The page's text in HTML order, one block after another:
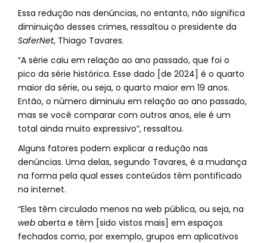
Essa redução nas denúncias, no entanto, não significa
diminuição desses crimes, ressaltou o presidente da
SaferNet, Thiago Tavares.
“A série caiu em relação ao ano passado, que foi o
pico da série histórica. Esse dado [de 2024] é o quarto
maior da série, ou seja, o quarto maior em 19 anos.
Então, o número diminuiu em relação ao ano passado,
mas se você comparar com outros anos, ele é um
total ainda muito expressivo”, ressaltou.
Alguns fatores podem explicar a redução nas
denúncias. Uma delas, segundo Tavares, é a mudança
na forma pela qual esses conteúdos têm pontificado
na internet.
“Eles têm circulado menos na web pública, ou seja, na
web aberta e têm [sido vistos mais] em espaços
fechados como, por exemplo, grupos em aplicativos